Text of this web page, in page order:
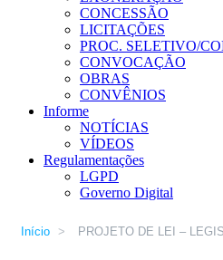
CONCESSÃO
LICITAÇÕES
PROC. SELETIVO/
CONVOCAÇÃO
OBRAS
CONVÊNIOS
Informe
NOTÍCIAS
VÍDEOS
Regulamentações
LGPD
Governo Digital
Início > PROJETO DE LEI –